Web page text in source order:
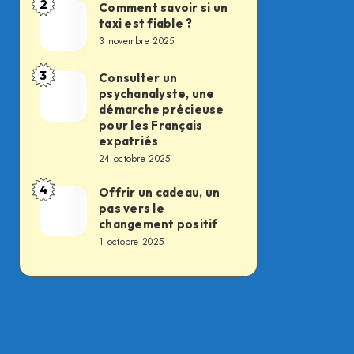
des
du
feu,
transformation
silencieuse
métier
essentiel
Comment
si
un
est
2
Comment savoir si un
taxi est fiable ?
3 novembre 2025
Consulter
psychanalyste,
précieuse
les
expatriés
3
Consulter un
psychanalyste, une
démarche précieuse
pour les Français
expatriés
24 octobre 2025
Offrir
cadeau,
4
Offrir un cadeau, un
pas vers le
changement positif
1 octobre 2025